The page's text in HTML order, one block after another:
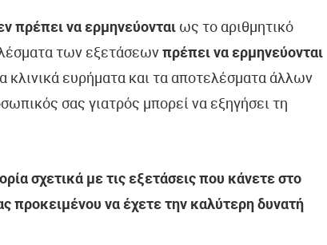
πρέπει να ερμηνεύονταιως το αριθμητικό
των εξετάσεων πρέπει να ερμηνεύονται
κλινικά ευρήματα και τα αποτελέσματα άλλων
σας γιατρός μπορεί να εξηγήσει τη
σχετικά με τις εξετάσεις που κάνετε στο
προκειμένου να έχετε την καλύτερη δυνατή